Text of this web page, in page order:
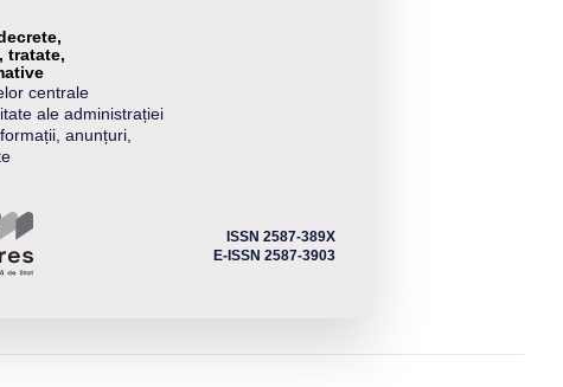
tratate,
centrale
ale administrației
anunțuri,
ISSN 2587-389X
E-ISSN 2587-3903